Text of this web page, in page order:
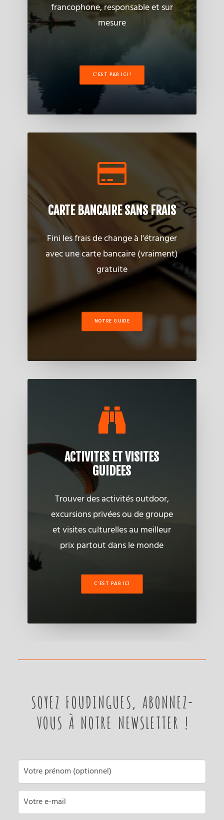
francophone, responsable et sur
mesure
C'EST PAR ICI !
CARTE BANCAIRE SANS FRAIS
Fini les frais de change à l'étranger
avec une carte bancaire (vraiment)
gratuite
NOTRE GUIDE
ACTIVITES ET VISITES
GUIDEES
Trouver des activités outdoor,
excursions privées ou de groupe
et visites culturelles au meilleur
prix partout dans le monde
C'EST PAR ICI
SOYEZ FOUDINGUES, ABONNEZ-
VOUS À NOTRE NEWSLETTER !